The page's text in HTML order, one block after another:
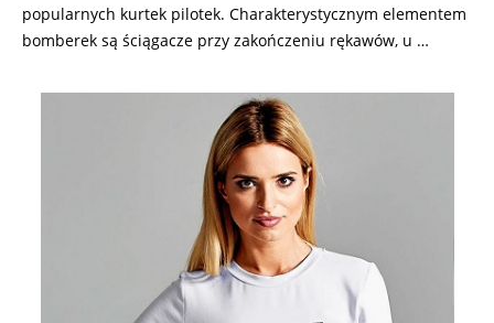
popularnych kurtek pilotek. Charakterystycznym elementem
bomberek są ściągacze przy zakończeniu rękawów, u …